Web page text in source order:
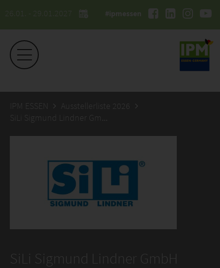
26.01. - 29.01.2027 #ipmessen
IPM ESSEN
Ausstellerliste 2026
SiLi Sigmund Lindner GmbH
SiLi Sigmund Lindner GmbH